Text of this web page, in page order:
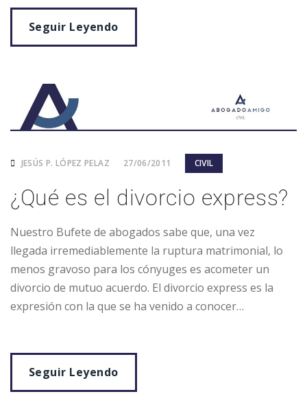
Seguir Leyendo
JESÚS P. LÓPEZ PELAZ 27/06/2011 CIVIL
¿Qué es el divorcio express?
Nuestro Bufete de abogados sabe que, una vez
llegada irremediablemente la ruptura matrimonial, lo
menos gravoso para los cónyuges es acometer un
divorcio de mutuo acuerdo. El divorcio express es la
expresión con la que se ha venido a conocer…
Seguir Leyendo